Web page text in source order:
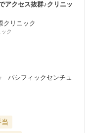
アクセス抜群♪クリニッ
クリニック
ク
パシフィックセンチュ